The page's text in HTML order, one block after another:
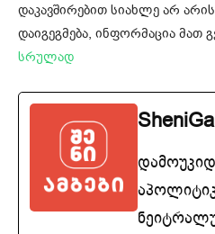
დაკავშირებით სიახლე არ
დაიგეგმება, ინფორმაცია მათ
სრულად